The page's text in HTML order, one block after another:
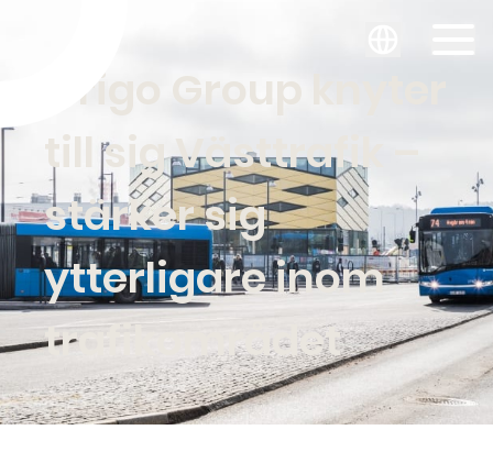
Svenska
Origo Group knyter
till sig Västtrafik –
stärker sig
ytterligare inom
trafikområdet